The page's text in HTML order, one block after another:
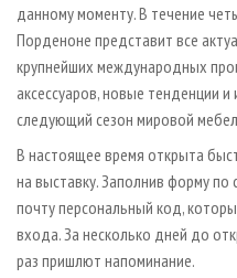
данному моменту. В течение
Порденоне представит все
крупнейших международных
аксессуаров, новые тенденции
следующий сезон мировой
В настоящее время открыта
на выставку. Заполнив форму по
почту персональный код,
входа. За несколько дней до
раз пришлют напоминание.